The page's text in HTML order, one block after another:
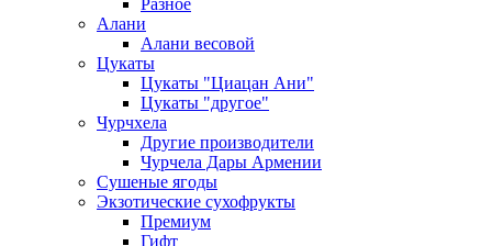
Разное
Алани
Алани весовой
Цукаты
Цукаты "Циацан Ани"
Цукаты "другое"
Чурчхела
Другие производители
Чурчела Дары Армении
Сушеные ягоды
Экзотические сухофрукты
Премиум
Гифт